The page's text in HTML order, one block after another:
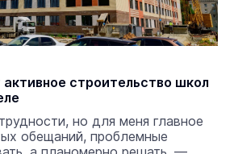
строительство школ
но для меня главное
обещаний, проблемные